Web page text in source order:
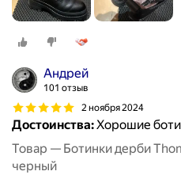
Андрей
101 отзыв
2 ноября 2024
Достоинства:Хорошие
Товар — Ботинки дерби
черный